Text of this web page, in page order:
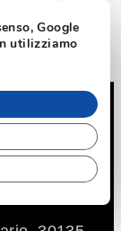
Google
utilizziamo